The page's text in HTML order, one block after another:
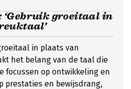
‘Gebruik groeitaal in
in plaats van
het belang van de taal die
focussen op ontwikkeling en
prestaties en bewijsdrang,